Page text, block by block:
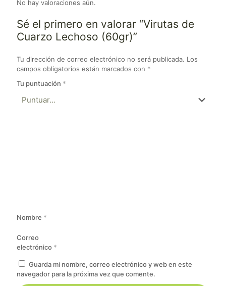
No hay valoraciones aún.
Sé el primero en valorar “Virutas de
Cuarzo Lechoso (60gr)”
Tu dirección de correo electrónico no será publicada. Los
campos obligatorios están marcados con *
Tu puntuación *
Nombre *
Correo
electrónico *
Guarda mi nombre, correo electrónico y web en este
navegador para la próxima vez que comente.